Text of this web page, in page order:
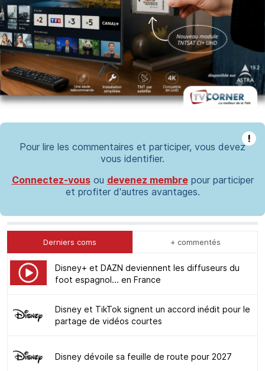
!
Pour lire les commentaires et participer, vous devez
vous identifier.
Connectez-vousou devenez membrepour participer
et profiter d'autres avantages.
Derniers coms + commentés
Disney+ et DAZN deviennent les diffuseurs du
foot espagnol... en France
Disney et TikTok signent un accord inédit pour le
partage de vidéos courtes
Disney dévoile sa feuille de route pour 2027